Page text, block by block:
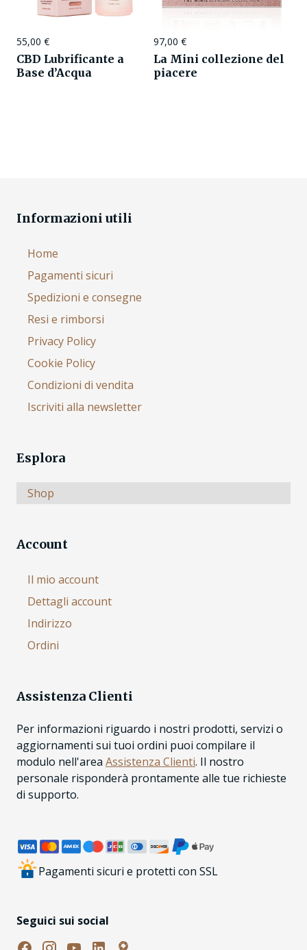
55,00 €
CBD Lubrificante a
Base d’Acqua
97,00 €
La Mini collezione del
piacere
Informazioni utili
Home
Pagamenti sicuri
Spedizioni e consegne
Resi e rimborsi
Privacy Policy
Cookie Policy
Condizioni di vendita
Iscriviti alla newsletter
Esplora
Shop
Account
Il mio account
Dettagli account
Indirizzo
Ordini
Assistenza Clienti
Per informazioni riguardo i nostri prodotti, servizi o
aggiornamenti sui tuoi ordini puoi compilare il
modulo nell'area Assistenza Clienti. Il nostro
personale risponderà prontamente alle tue richieste
di supporto.
Pagamenti sicuri e protetti con SSL
Seguici sui social